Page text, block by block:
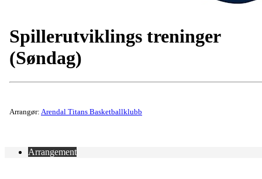
Spillerutviklings treninger
(Søndag)
Arrangør: Arendal Titans Basketballklubb
Arrangement